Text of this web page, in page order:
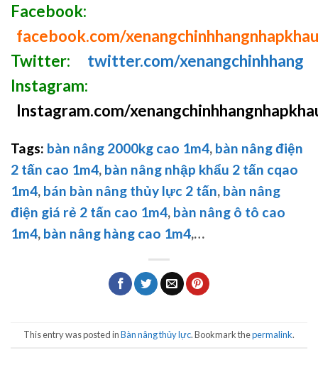
Facebook:
facebook.com/xenangchinhhangnhapkhau
Twitter:
twitter.com/xenangchinhhang
Instagram:
Instagram.com/
Tags: bàn nâng 2000kg cao 1m4, bàn nâng điện
2 tấn cao 1m4, bàn nâng nhập khẩu 2 tấn cqao
1m4, bán bàn nâng thủy lực 2 tấn, bàn nâng
điện giá rẻ 2 tấn cao 1m4, bàn nâng ô tô cao
1m4, bàn nâng hàng cao 1m4,…
This entry was posted inBàn nâng thủy lực. Bookmark thepermalink.